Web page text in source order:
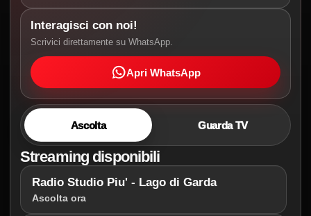
Ascolta Guarda TV
Streaming disponibili
Radio Studio Piu' - Lago di Garda
Ascolta ora
Interagisci con noi!
Scrivici direttamente su WhatsApp.
Apri WhatsApp